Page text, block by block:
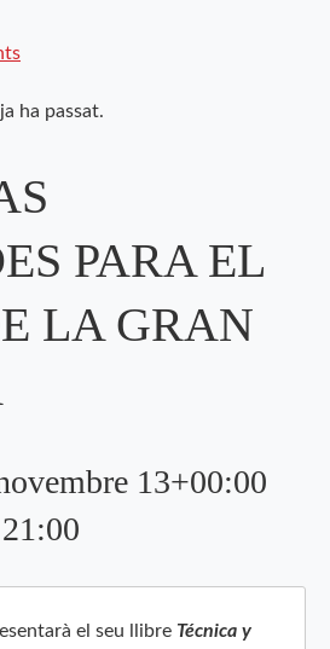
ha passat.
PARA EL
LA GRAN
13+00:00
21:00
el seu llibre Técnica y